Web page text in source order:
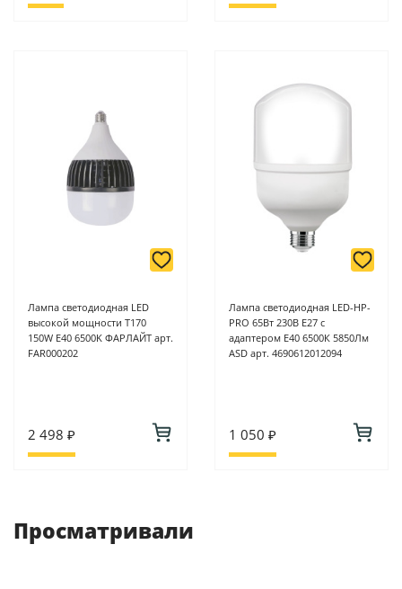
Лампа светодиодная LED
высокой мощности Т170
150W E40 6500K ФАРЛАЙТ арт.
FAR000202
2 498 ₽
Лампа светодиодная LED-HP-
PRO 65Вт 230В E27 с
адаптером Е40 6500К 5850Лм
ASD арт. 4690612012094
1 050 ₽
Просматривали